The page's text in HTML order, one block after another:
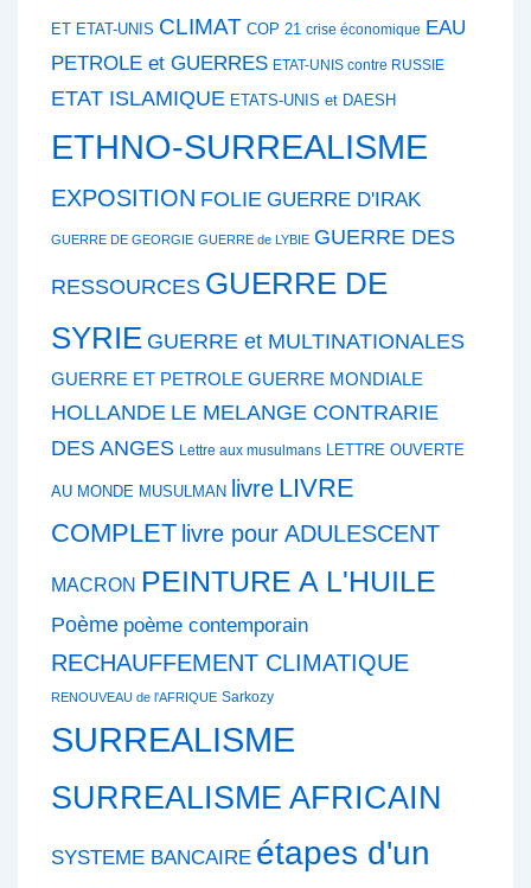
ET ETAT-UNIS CLIMAT COP 21 crise économique EAU
PETROLE et GUERRES ETAT-UNIS contre RUSSIE
ETAT ISLAMIQUE ETATS-UNIS et DAESH
ETHNO-SURREALISME
EXPOSITION FOLIE GUERRE D'IRAK
GUERRE DE GEORGIE GUERRE de LYBIE GUERRE DES
RESSOURCES GUERRE DE
SYRIE GUERRE et MULTINATIONALES
GUERRE ET PETROLE GUERRE MONDIALE
HOLLANDE LE MELANGE CONTRARIE
DES ANGES Lettre aux musulmans LETTRE OUVERTE
AU MONDE MUSULMAN livre LIVRE
COMPLET livre pour ADULESCENT
MACRON PEINTURE A L'HUILE
Poème poème contemporain
RECHAUFFEMENT CLIMATIQUE
RENOUVEAU de l'AFRIQUE Sarkozy
SURREALISME
SURREALISME AFRICAIN
SYSTEME BANCAIRE étapes d'un